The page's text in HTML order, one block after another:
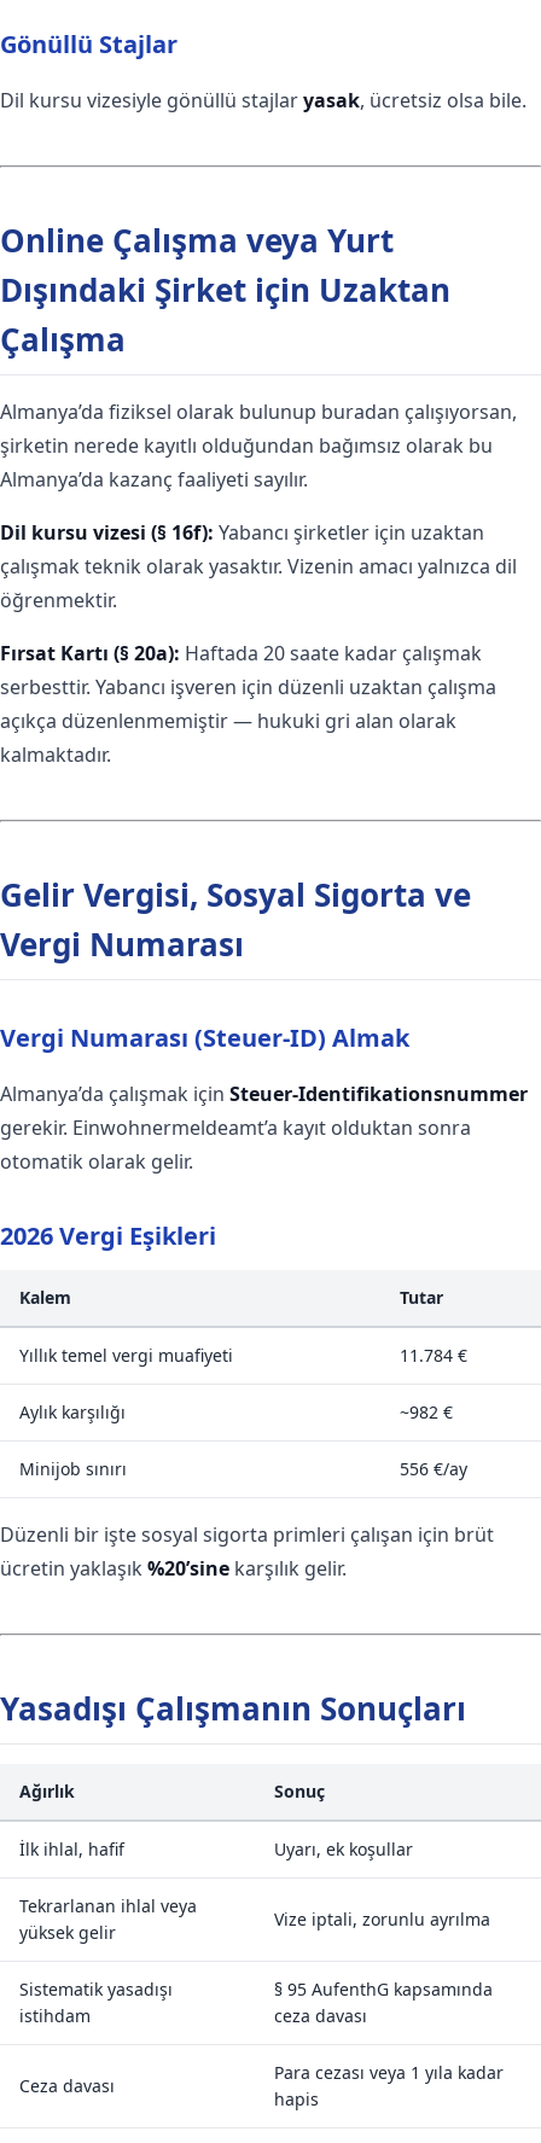
Gönüllü Stajlar
Dil kursu vizesiyle gönüllü stajlaryasak, ücretsiz olsa bile.
Online Çalışma veya Yurt
Dışındaki Şirket için Uzaktan
Çalışma
Almanya’da fiziksel olarak bulunup buradan çalışıyorsan,
şirketin nerede kayıtlı olduğundan bağımsız olarak bu
Almanya’da kazanç faaliyeti sayılır.
Dil kursu vizesi (§ 16f): Yabancı şirketler için uzaktan
çalışmak teknik olarak yasaktır. Vizenin amacı yalnızca dil
öğrenmektir.
Fırsat Kartı (§ 20a): Haftada 20 saate kadar çalışmak
serbesttir. Yabancı işveren için düzenli uzaktan çalışma
açıkça düzenlenmemiştir — hukuki gri alan olarak
kalmaktadır.
Gelir Vergisi, Sosyal Sigorta ve
Vergi Numarası
Vergi Numarası (Steuer-ID) Almak
Almanya’da çalışmak için Steuer-Identifikationsnummer
gerekir. Einwohnermeldeamt’a kayıt olduktan sonra
otomatik olarak gelir.
2026 Vergi Eşikleri
Kalem Tutar
Yıllık temel vergi muafiyeti 11.784 €
Aylık karşılığı ~982 €
Minijob sınırı 556 €/ay
Düzenli bir işte sosyal sigorta primleri çalışan için brüt
ücretin yaklaşık %20’sine karşılık gelir.
Yasadışı Çalışmanın Sonuçları
Ağırlık Sonuç
İlk ihlal, hafif Uyarı, ek koşullar
Tekrarlanan ihlal veya
yüksek gelir
Vize iptali, zorunlu ayrılma
Sistematik yasadışı
istihdam
§ 95 AufenthG kapsamında
ceza davası
Ceza davası
Para cezası veya 1 yıla kadar
hapis